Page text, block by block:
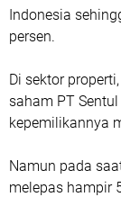
Indonesia
persen.
Di sektor
saham PT
kepemilikannya
Namun pada
melepas hampir